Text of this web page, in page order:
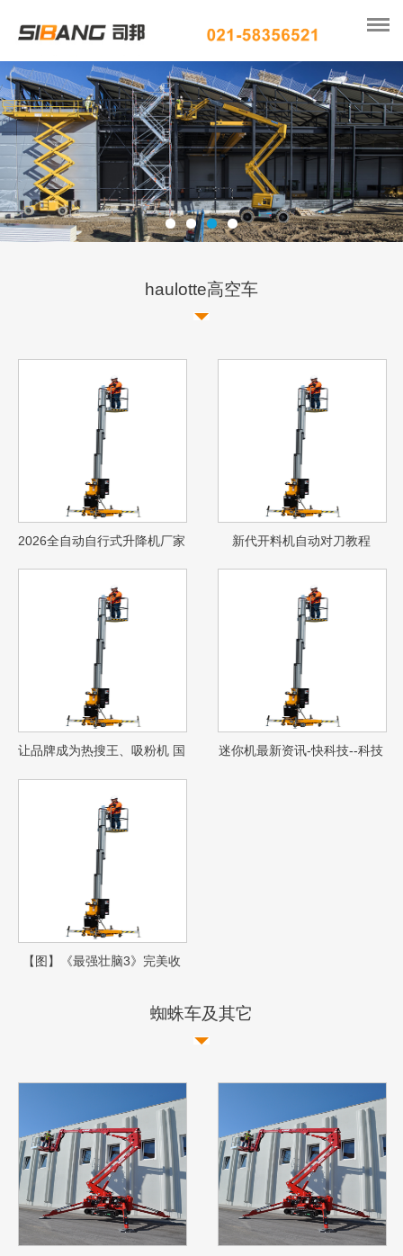
haulotte高空车
2026全自动自行式升降机厂家
南！
新代开料机自动对刀教程
让品牌成为热搜王、吸粉机 国
迷你机最新资讯-快科技--科技
【图】《最强壮脑3》完美收
蜘蛛车及其它